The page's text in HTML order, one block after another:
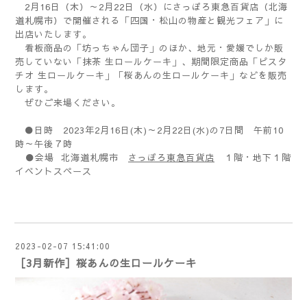
2月16日（木）～2月22日（水）にさっぽろ東急百貨店（北海
道札幌市）で開催される「四国・松山の物産と観光フェア」に
出店いたします。
看板商品の「坊っちゃん団子」のほか、地元・愛媛でしか販
売していない「抹茶 生ロールケーキ」、期間限定商品「ピスタ
チオ 生ロールケーキ」「桜あんの生ロールケーキ」などを販売
します。
ぜひご来場ください。
●日時 2023年2月16日(木)～2月22日(水)の7日間 午前10
時～午後７時
●会場 北海道札幌市
さっぽろ東急百貨店 １階・地下１階
イベントスペース
2023-02-07 15:41:00
［3月新作］桜あんの生ロールケーキ